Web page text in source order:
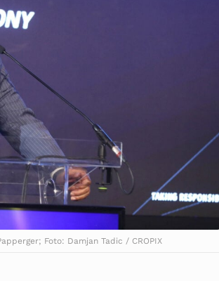
Foto: Damjan Tadic / CROPIX